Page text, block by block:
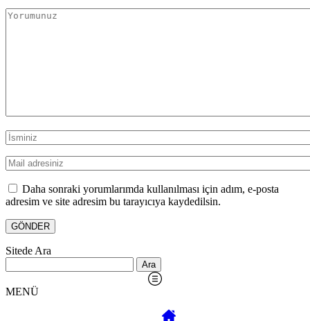
Daha sonraki yorumlarımda kullanılması için adım, e-posta
adresim ve site adresim bu tarayıcıya kaydedilsin.
Sitede Ara
MENÜ